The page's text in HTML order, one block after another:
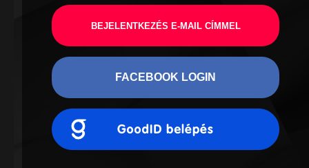
BEJELENTKEZÉS E-MAIL CÍMMEL
FACEBOOK LOGIN